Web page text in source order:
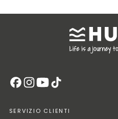
SERVIZIO CLIENTI